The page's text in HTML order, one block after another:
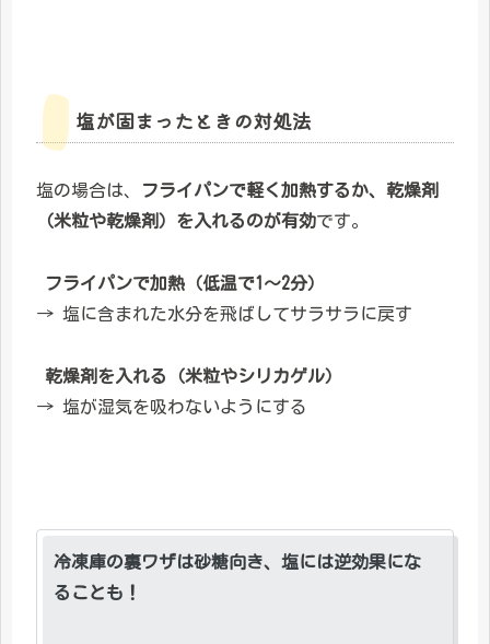
塩が固まったときの対処法
塩の場合は、
フライパンで軽く加熱するか、乾燥剤
（米粒や乾燥剤）を入れるのが有効です。
フライパンで加熱（低温で1～2分）
→ 塩に含まれた水分を飛ばしてサラサラに戻す
乾燥剤を入れる（米粒やシリカゲル）
→ 塩が湿気を吸わないようにする
冷凍庫の裏ワザは砂糖向き、塩には逆効果にな
ることも！